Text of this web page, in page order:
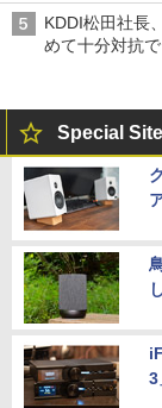
KDDI松田社長
めて十分対抗で
Special Site
3